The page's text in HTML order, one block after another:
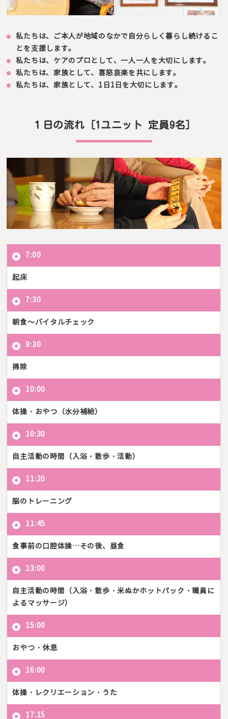
私たちは、ご本人が地域のなかで自分らしく暮らし続けるこ
とを支援します。
私たちは、ケアのプロとして、一人一人を大切にします。
私たちは、家族として、喜怒哀楽を共にします。
私たちは、家族として、1日1日を大切にします。
１日の流れ［1ユニット 定員9名］
7:00
起床
7:30
朝食～バイタルチェック
9:30
掃除
10:00
体操・おやつ（水分補給）
10:30
自主活動の時間（入浴・散歩・活動）
11:20
脳のトレーニング
11:45
食事前の口腔体操…その後、昼食
13:00
自主活動の時間（入浴・散歩・米ぬかホットパック・職員に
よるマッサージ）
15:00
おやつ・休息
16:00
体操・レクリエーション・うた
17:15